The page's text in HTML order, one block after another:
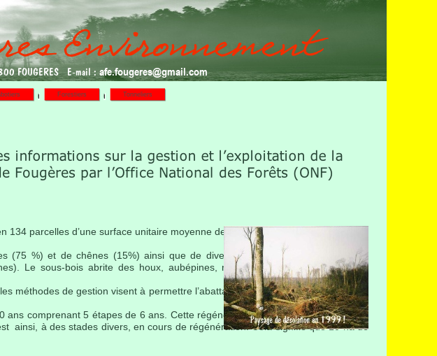
FOUGERES E-mail : afe.fougeres@gmail.com
134 parcelles d’une surface unitaire moyenne de 12 ha.
(75 %) et de chênes (15%) ainsi que de diverses essences (notamment des
Le sous-bois abrite des houx, aubépines, noisetiers, néfliers, sorbiers des
méthodes de gestion visent à permettre l’abattage de ces arbres à l’âge de 120
comprenant 5 étapes de 6 ans. Cette régénération s’étend de la préparation
ainsi, à des stades divers, en cours de régénération. Cela signifie que 10 ha de
Forestiers Tonneliers